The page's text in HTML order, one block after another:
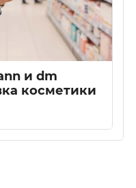
и dm
косметики